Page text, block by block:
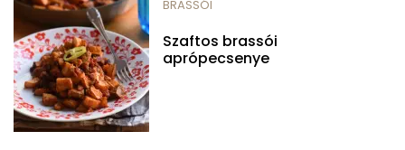
BRASSÓI
Szaftos brassói
aprópecsenye